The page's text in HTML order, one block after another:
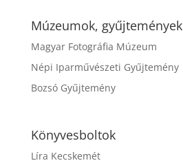
Múzeumok, gyűjtemények
Magyar Fotográfia Múzeum
Népi Iparművészeti Gyűjtemény
Bozsó Gyűjtemény
Könyvesboltok
Líra Kecskemét